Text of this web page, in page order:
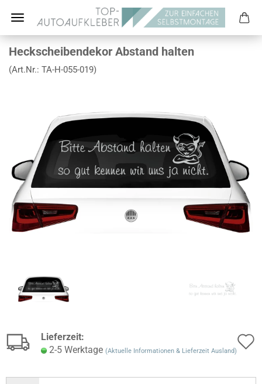
Heckscheibendekor Abstand halten
(Art.Nr.: TA-H-055-019)
Lieferzeit:
2-5 Werktage (Aktuelle Informationen & Lieferzeit Ausland)